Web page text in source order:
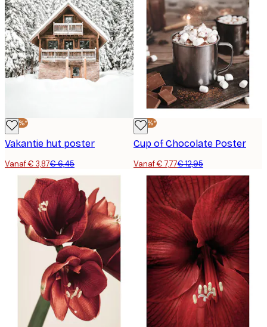
-40%*
Vakantie hut poster
Vanaf € 3,87€ 6,45
-40%*
Cup of Chocolate Poster
Vanaf € 7,77€ 12,95